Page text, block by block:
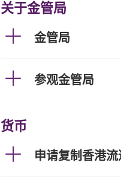
关于金管局
金管局
参观金管局
货币
申请复制香港流